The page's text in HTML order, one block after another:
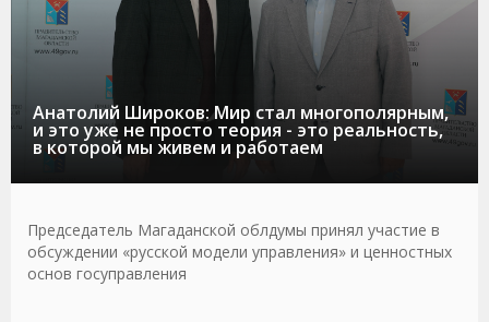
Анатолий Широков: Мир стал многополярным,
и это уже не просто теория - это реальность,
в которой мы живем и работаем
Председатель Магаданской облдумы принял участие в
обсуждении «русской модели управления» и ценностных
основ госуправления